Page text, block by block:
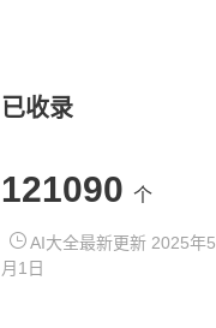
已收录
121090 个
AI大全最新更新 2025年5
月1日